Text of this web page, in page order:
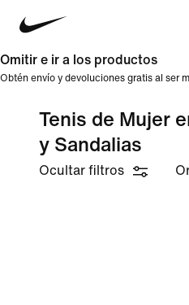
Omitir e ir a los productos
Obtén envío y devoluciones gratis al ser
Tenis de Mujer
y Sandalias
Ocultar filtros